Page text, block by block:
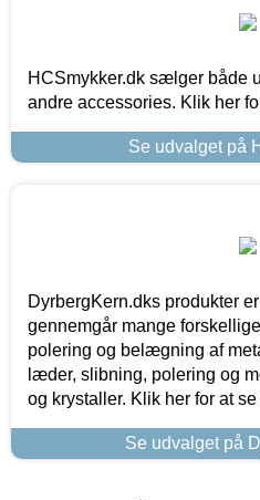
HCSmykker.dk sælger både
andre accessories. Klik her
Se udvalget på
DyrbergKern.dks produkter
gennemgår mange
polering og belægning af
læder, slibning, polering og
og krystaller. Klik her for at
Se udvalget på